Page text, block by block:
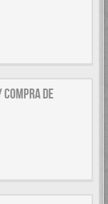
COMPRA DE